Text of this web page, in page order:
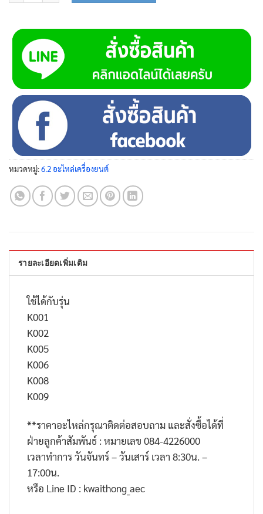
หมวดหมู่:6.2 อะไหล่เครื่องยนต์
รายละเอียดเพิ่มเติม
ใช้ได้กับรุ่น
K001
K002
K005
K006
K008
K009
**ราคาอะไหล่กรุณาติดต่อสอบถาม และสั่งซื้อได้ที่
ฝ่ายลูกค้าสัมพันธ์ : หมายเลข 084-4226000
เวลาทำการ วันจันทร์ – วันเสาร์ เวลา 8:30น. –
17:00น.
หรือ Line ID : kwaithong_aec